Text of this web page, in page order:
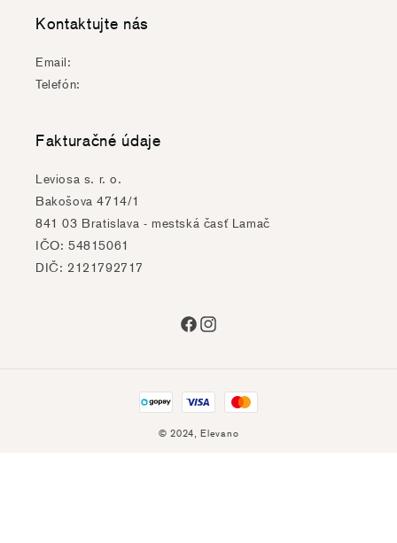
Kontaktujte nás
Email:
Telefón:
Fakturačné údaje
Leviosa s. r. o.
Bakošova 4714/1
841 03 Bratislava - mestská časť Lamač
IČO: 54815061
DIČ: 2121792717
Facebook
Platobné
metódyz
© 2024, Elevano